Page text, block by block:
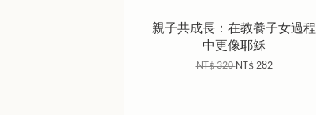
親子共成長：在教養子女過程
中更像耶穌
NT$ 320NT$ 282